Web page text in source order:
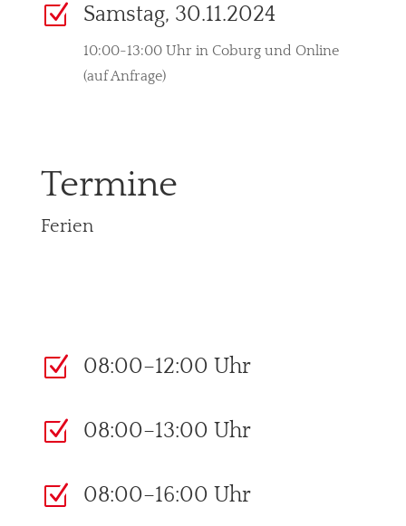
Z Samstag, 30.11.2024
10:00-13:00 Uhr in Coburg und Online
(auf Anfrage)
Termine
Ferien
Z 08:00–12:00 Uhr
Z 08:00–13:00 Uhr
Z 08:00–16:00 Uhr